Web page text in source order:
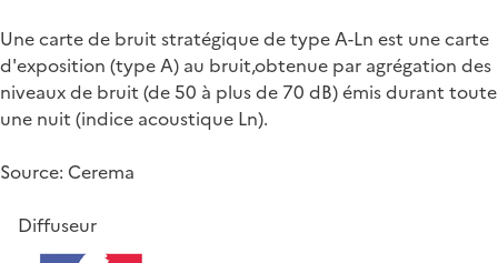
Une carte de bruit stratégique de type A-Ln est une carte
d'exposition (type A) au bruit,obtenue par agrégation des
niveaux de bruit (de 50 à plus de 70 dB) émis durant toute
une nuit (indice acoustique Ln).
Source: Cerema
Diffuseur